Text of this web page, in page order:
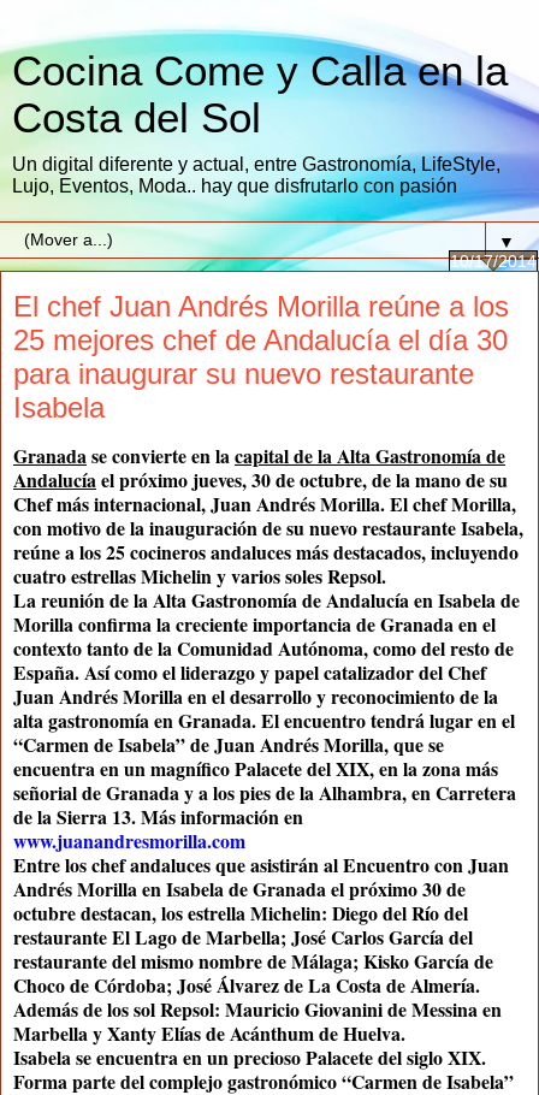
Cocina Come y Calla en la
Costa del Sol
Un digital diferente y actual, entre Gastronomía, LifeStyle,
Lujo, Eventos, Moda.. hay que disfrutarlo con pasión
▼
10/17/2014
El chef Juan Andrés Morilla reúne a los
25 mejores chef de Andalucía el día 30
para inaugurar su nuevo restaurante
Isabela
Granadase convierte en lacapital de la Alta Gastronomía de
Andalucíael próximo jueves, 30 de octubre, de la mano de su
Chef más internacional, Juan Andrés Morilla. El chef Morilla,
con motivo de la inauguración de su nuevo restaurante Isabela,
reúne a los 25 cocineros andaluces más destacados, incluyendo
cuatro estrellas Michelin y varios soles Repsol.
La reunión de la Alta Gastronomía de Andalucía en Isabela de
Morilla confirma la creciente importancia de Granada en el
contexto tanto de la Comunidad Autónoma, como del resto de
España. Así como el liderazgo y papel catalizador del Chef
Juan Andrés Morilla en el desarrollo y reconocimiento de la
alta gastronomía en Granada. El encuentro tendrá lugar en el
“Carmen de Isabela” de Juan Andrés Morilla, que se
encuentra en un magnífico Palacete del XIX, en la zona más
señorial de Granada y a los pies de la Alhambra, en Carretera
de la Sierra 13. Más información en
www.juanandresmorilla.com
Entre los chef andaluces que asistirán al Encuentro con Juan
Andrés Morilla en Isabela de Granada el próximo 30 de
octubre destacan, los estrella Michelin: Diego del Río del
restaurante El Lago de Marbella; José Carlos García del
restaurante del mismo nombre de Málaga; Kisko García de
Choco de Córdoba; José Álvarez de La Costa de Almería.
Además de los sol Repsol: Mauricio Giovanini de Messina en
Marbella y Xanty Elías de Acánthum de Huelva.
Isabela se encuentra en un precioso Palacete del siglo XIX.
Forma parte del complejo gastronómico“Carmen de Isabela”